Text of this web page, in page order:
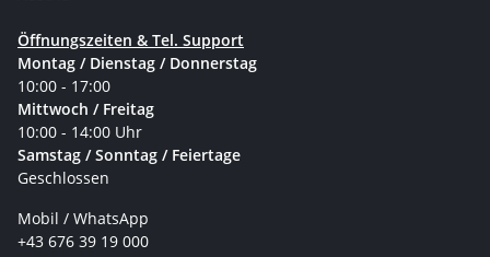
Öffnungszeiten & Tel. Support
Montag / Dienstag / Donnerstag
10:00 - 17:00
Mittwoch / Freitag
10:00 - 14:00 Uhr
Samstag / Sonntag / Feiertage
Geschlossen
Mobil / WhatsApp
+43 676 39 19 000